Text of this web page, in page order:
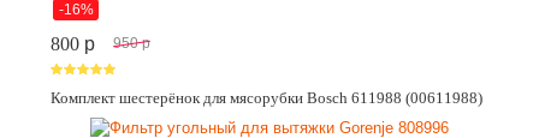
-16%
800 p 950 p
Комплект шестерёнок для мясорубки Bosch 611988 (00611988)